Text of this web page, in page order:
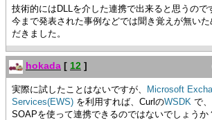
技術的にはDLLを介した連携で出来ると思うので
今まで発表された事例などでは聞き覚えが無い
だきました。
hokada [ 12 ]
実際に試したことはないですが、 Microsoft
Services(EWS) を利用すれば、CurlのWSDK で
SOAPを使って連携できるのではないでしょうか